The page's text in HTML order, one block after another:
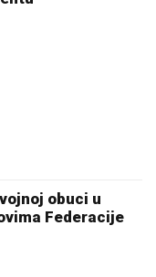
obuci u
Federacije